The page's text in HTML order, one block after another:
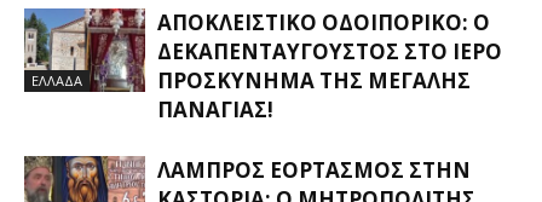
ΕΛΛΑΔΑ
ΑΠΟΚΛΕΙΣΤΙΚΟ ΟΔΟΙΠΟΡΙΚΟ: Ο
ΔΕΚΑΠΕΝΤΑΎΓΟΥΣΤΟΣ ΣΤΟ ΙΕΡΌ
ΠΡΟΣΚΎΝΗΜΑ ΤΗΣ ΜΕΓΆΛΗΣ
ΠΑΝΑΓΊΑΣ!
ΛΑΜΠΡΌΣ ΕΟΡΤΑΣΜΌΣ ΣΤΗΝ